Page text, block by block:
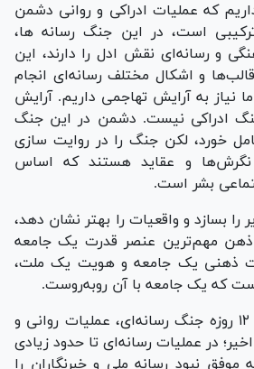
که عملیات ادراکی و روانی دشمن
است، در این جنگ رسانه ها،
و رسانه‌ای نقش ادل را دارند، این
و اشکال مختلف رسانه‌ای انجام
نیاز به آرایش تهاجمی داریم. آرایش
ادراکی نیست. دشمن در این جنگ
خورد، لکن جنگ را در روایت سازی
نگرش‌ها و عقاید هستند که اساس
بشر است.
را بسازد و واقعیات را بهتر نشان دهد،
مهم‌ترین عنصر قدرت یک جامعه
یک جامعه و هویت یک ملت،
که یک جامعه با آن روبه‌روست.
یک بخش عظیم جنگ ۱۲ روزه جنگ رسانه‌ای، عملیات روانی و
در عملیات رسانه‌ای تا حدود زیادی
موفق نبود رسانه ملی و خبرنگاران را